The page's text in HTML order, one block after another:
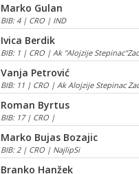
Marko Gulan
BIB: 4 | CRO | IND
Ivica Berdik
BIB: 1 | CRO | Ak "Alojzije
Vanja Petrović
BIB: 11 | CRO | Ak Alojzije Stepinac
Roman Byrtus
BIB: 17 | CRO |
Marko Bujas Bozajic
BIB: 2 | CRO | NajlipSi
Branko Hanžek